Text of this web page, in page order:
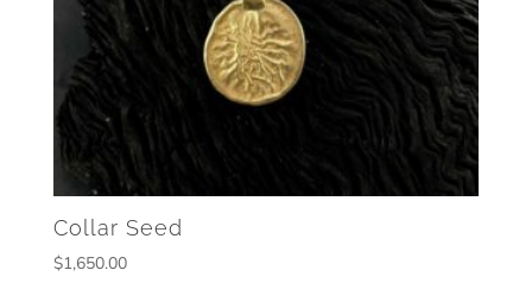
Collar Seed
$1,650.00